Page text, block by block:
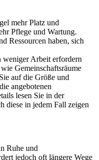
mehr Platz und
Pflege und Wartung.
Ressourcen haben, sich
weniger Arbeit erfordern
Gemeinschaftsräume
auf die Größe und
angebotenen
lesen Sie in der
diese in jedem Fall zeigen
Ruhe und
jedoch oft längere Wege